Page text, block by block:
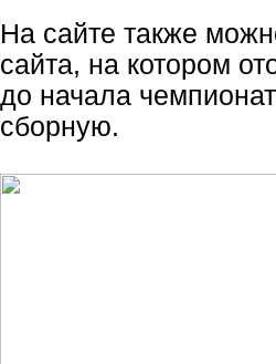
На сайте также
сайта, на котором
до начала
сборную.